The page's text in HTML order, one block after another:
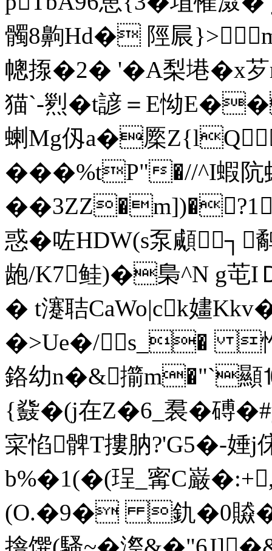
髑8齁Hd� 陘屒
幒揼�2� '�A梨塂�x
猫`-煭�t諺＝E怮
蝲Mg仭a�橜
���%tP"�//^I蝦阬
��3ZZ�m])�?1
惑�咗HDW(s泵顑
龅/K7鲑)�梟^N g
� t瀽聐CaWo|ck嫿
�>Ue�/s_� 
鉻幼n�&擶m�"`顯
{鼗�(j在Z�6_裠�磗
寀惂髀T摟肭?'G5�-娷
b%�1(�(珵_寗C巌
(O.�9� 釚�0贆�/